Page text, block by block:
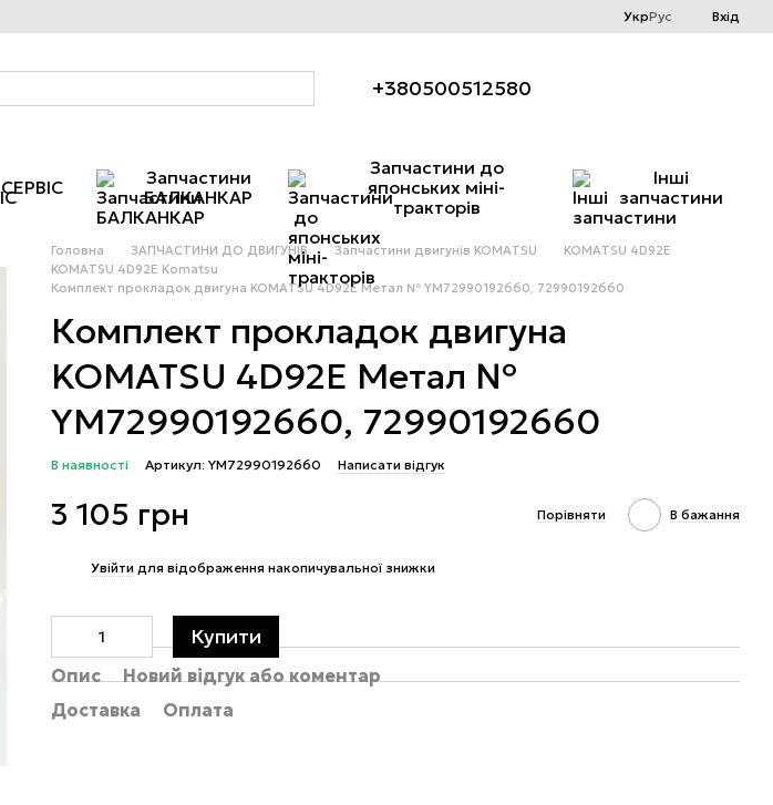
УкрРус Вхід
+380500512580
СЕРВІС
Запчастини
БАЛКАНКАР
Запчастини до
японських міні-
тракторів
Інші
запчастини
Головна ЗАПЧАСТИНИ ДО ДВИГУНІВ Запчастини двигунів KOMATSU
KOMATSU 4D92E
KOMATSU 4D92E Komatsu
Комплект прокладок двигуна KOMATSU 4D92E Метал № YM72990192660, 72990192660
Комплект прокладок двигуна
KOMATSU 4D92E Метал №
YM72990192660, 72990192660
В наявності Артикул: YM72990192660 Написати відгук
3 105 грн Порівняти В бажання
Увійти для відображення накопичувальної знижки
Купити
Опис
Новий відгук або коментар
Доставка
Оплата